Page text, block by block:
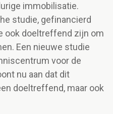
immobilisatie.
studie, gefinancierd
ook doeltreffend zijn om
Een nieuwe studie
voor de
nu aan dat dit
doeltreffend, maar ook